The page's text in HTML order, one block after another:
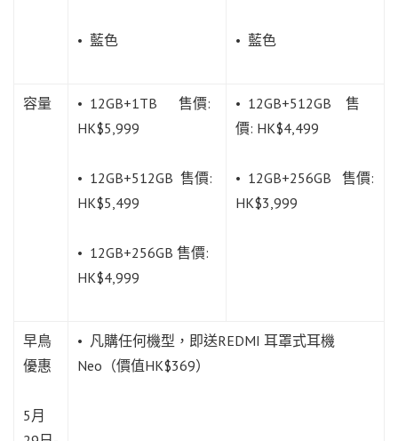
• 藍色 • 藍色
容量
• 12GB+1TB 售價:
HK$5,999
• 12GB+512GB 售價:
HK$5,499
• 12GB+256GB 售價:
HK$4,999
• 12GB+512GB 售
價: HK$4,499
• 12GB+256GB 售價:
HK$3,999
早鳥
優惠
5月
• 凡購任何機型，即送REDMI 耳罩式耳機
Neo（價值HK$369）